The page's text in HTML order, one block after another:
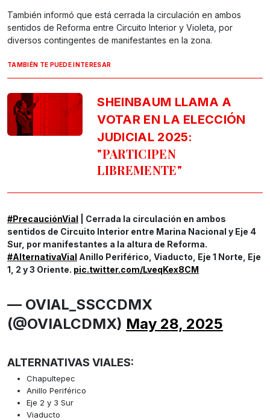
También informó que está cerrada la circulación en ambos
sentidos de Reforma entre Circuito Interior y Violeta, por
diversos contingentes de manifestantes en la zona.
TAMBIÉN TE PUEDE INTERESAR
SHEINBAUM LLAMA A
VOTAR EN LA ELECCIÓN
JUDICIAL 2025:
"PARTICIPEN
LIBREMENTE"
#PrecauciónVial
| Cerrada la circulación en ambos
sentidos de Circuito Interior entre Marina Nacional y Eje 4
Sur, por manifestantes a la altura de Reforma.
#AlternativaVial Anillo Periférico, Viaducto, Eje 1 Norte, Eje
1, 2 y 3 Oriente. pic.twitter.com/LveqKex8CM
— OVIAL_SSCCDMX
(@OVIALCDMX) May 28, 2025
ALTERNATIVAS VIALES:
Chapultepec
Anillo Periférico
Eje 2 y 3 Sur
Viaducto